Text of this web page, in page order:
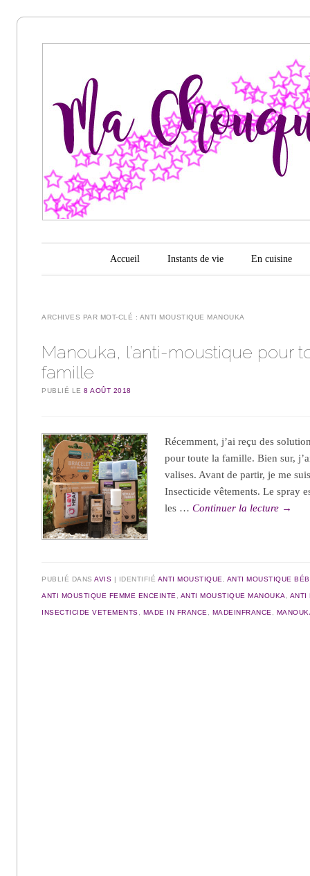
Ma
chouquette
d'amour
Menu principal
Aller au contenu
Accueil Instants de vie En cuisine
ARCHIVES PAR MOT-CLÉ : ANTI MOUSTIQUE MANOUKA
Manouka, l’anti-moustique pour
famille
PUBLIÉ LE8 AOÛT 2018
Récemment, j’ai reçu des
pour toute la famille. Bien sur,
valises. Avant de partir, je me
Insecticide vêtements. Le spray
les …Continuer la lecture →
PUBLIÉ DANSAVIS IDENTIFIÉ ANTI MOUSTIQUE ANTI MOUSTIQUE
ANTI MOUSTIQUE FEMME ENCEINTE ANTI MOUSTIQUE MANOUKA ANTI
INSECTICIDE VETEMENTS MADE IN FRANCE MADEINFRANCE